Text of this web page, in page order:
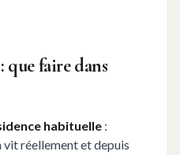
que faire dans
habituelle :
vit réellement et depuis